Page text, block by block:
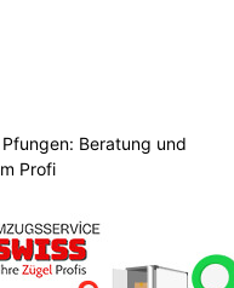
Beratung und
Profi